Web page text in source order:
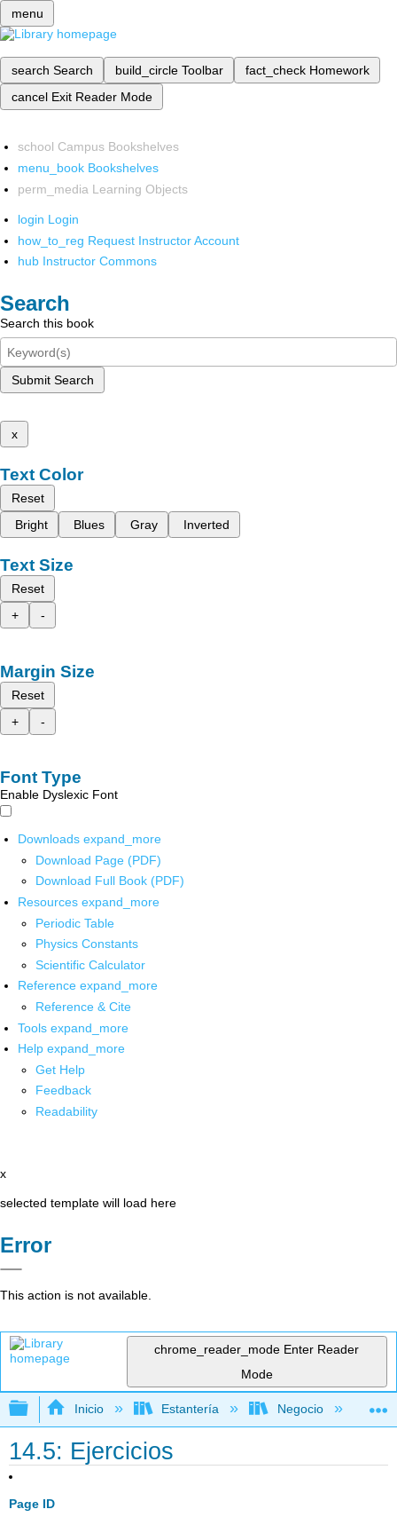
menu
search Search build_circle Toolbar fact_check Homework
cancel Exit Reader Mode
school Campus Bookshelves
menu_book Bookshelves
perm_media Learning Objects
login Login
how_to_reg Request Instructor Account
hub Instructor Commons
Search
Search this book
Submit Search
x
Text Color
Reset
Bright
Blues Gray Inverted
Text Size
Reset
+
-
Margin Size
Reset
+
-
Font Type
Enable Dyslexic Font
Downloads expand_more
Download Page (PDF)
Download Full Book (PDF)
Resources expand_more
Periodic Table
Physics Constants
Scientific Calculator
Reference expand_more
Reference & Cite
Tools expand_more
Help expand_more
Get Help
Feedback
Readability
x
selected template will load here
Error
This action is not available.
chrome_reader_mode Enter Reader
Mode
Expandir/contraer jerarquía global
Inicio Estantería Negocio
14.5: Ejercicios
Page ID